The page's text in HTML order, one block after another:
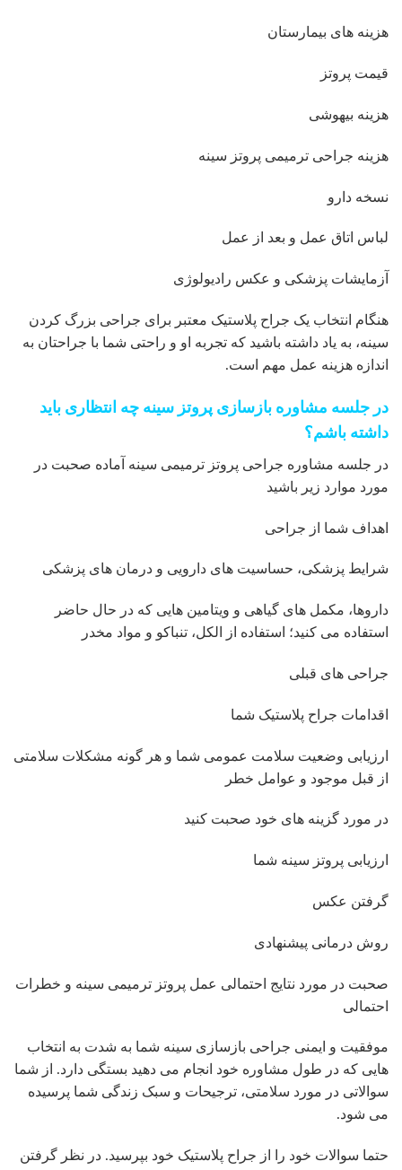
هزینه های بیمارستان
قیمت پروتز
هزینه بیهوشی
هزینه جراحی ترمیمی پروتز سینه
نسخه دارو
لباس اتاق عمل و بعد از عمل
آزمایشات پزشکی و عکس رادیولوژی
هنگام انتخاب یک جراح پلاستیک معتبر برای جراحی بزرگ کردن
سینه، به یاد داشته باشید که تجربه او و راحتی شما با جراحتان به
اندازه هزینه عمل مهم است.
در جلسه مشاوره بازسازی پروتز سینه چه انتظاری باید
داشته باشم؟
در جلسه مشاوره جراحی پروتز ترمیمی سینه آماده صحبت در
مورد موارد زیر باشید
اهداف شما از جراحی
شرایط پزشکی، حساسیت های دارویی و درمان های پزشکی
داروها، مکمل های گیاهی و ویتامین هایی که در حال حاضر
استفاده می کنید؛ استفاده از الکل، تنباکو و مواد مخدر
جراحی های قبلی
اقدامات جراح پلاستیک شما
ارزیابی وضعیت سلامت عمومی شما و هر گونه مشکلات سلامتی
از قبل موجود و عوامل خطر
در مورد گزینه های خود صحبت کنید
ارزیابی پروتز سینه شما
گرفتن عکس
روش درمانی پیشنهادی
صحبت در مورد نتایج احتمالی عمل پروتز ترمیمی سینه و خطرات
احتمالی
موفقیت و ایمنی جراحی بازسازی سینه شما به شدت به انتخاب
هایی که در طول مشاوره خود انجام می دهید بستگی دارد. از شما
سوالاتی در مورد سلامتی، ترجیحات و سبک زندگی شما پرسیده
می شود.
حتما سوالات خود را از جراح پلاستیک خود بپرسید. در نظر گرفتن